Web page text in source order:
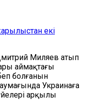
екі
Миляев атып
аймақтағы
болғанын
Украинаға
арқылы